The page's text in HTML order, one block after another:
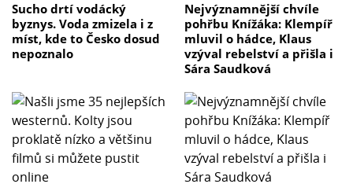
Sucho drtí vodácký
byznys. Voda zmizela i z
míst, kde to Česko dosud
nepoznalo
Nejvýznamnější chvíle
pohřbu Knížáka: Klempíř
mluvil o hádce, Klaus
vzýval rebelství a přišla i
Sára Saudková